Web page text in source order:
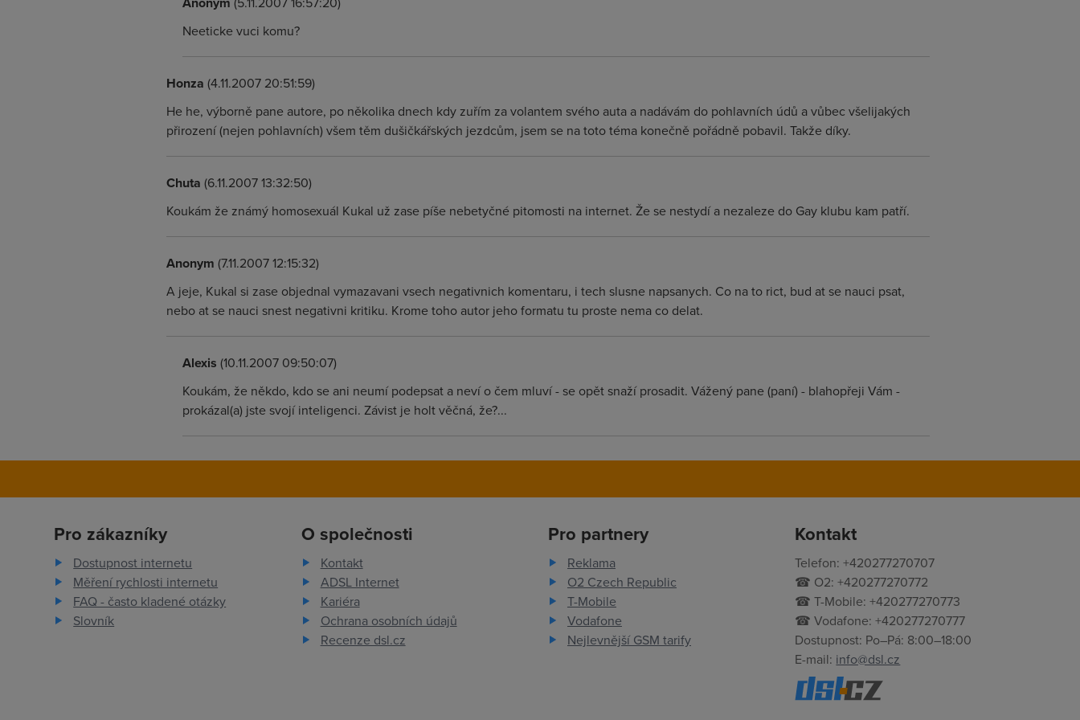
Neeticke vuci komu?
Honza (4.11.2007 20:51:59)
He he, výborně pane autore, po několika dnech kdy zuřím za volantem svého auta a nadávám do pohlavních údů a vůbec všelijakých
přirození (nejen pohlavních) všem těm dušičkářských jezdcům, jsem se na toto téma konečně pořádně pobavil. Takže díky.
Chuta (6.11.2007 13:32:50)
Koukám že známý homosexuál Kukal už zase píše nebetyčné pitomosti na internet. Že se nestydí a nezaleze do Gay klubu kam patří.
Anonym (7.11.2007 12:15:32)
A jeje, Kukal si zase objednal vymazavani vsech negativnich komentaru, i tech slusne napsanych. Co na to rict, bud at se nauci psat,
nebo at se nauci snest negativni kritiku. Krome toho autor jeho formatu tu proste nema co delat.
Alexis (10.11.2007 09:50:07)
Koukám, že někdo, kdo se ani neumí podepsat a neví o čem mluví - se opět snaží prosadit. Vážený pane (paní) - blahopřeji Vám -
prokázal(a) jste svojí inteligenci. Závist je holt věčná, že?...
Pro zákazníky
Dostupnost internetu
Měření rychlosti internetu
FAQ - často kladené otázky
Slovník
O společnosti
Kontakt
ADSL Internet
Kariéra
Ochrana osobních údajů
Recenze dsl.cz
Pro partnery
Reklama
O2 Czech Republic
T-Mobile
Vodafone
Nejlevnější GSM tarify
Kontakt
Telefon: +420277270707
☎ O2: +420277270772
☎ T-Mobile: +420277270773
☎ Vodafone: +420277270777
Dostupnost: Po–Pá: 8:00–18:00
E-mail: info@dsl.cz